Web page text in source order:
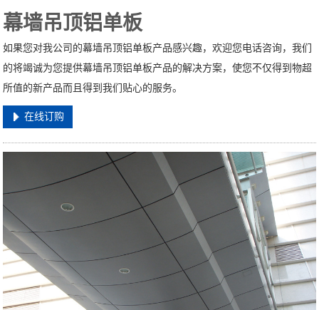
幕墙吊顶铝单板
如果您对我公司的幕墙吊顶铝单板产品感兴趣，欢迎您电话咨询，我们
的将竭诚为您提供幕墙吊顶铝单板产品的解决方案，使您不仅得到物超
所值的新产品而且得到我们贴心的服务。
在线订购